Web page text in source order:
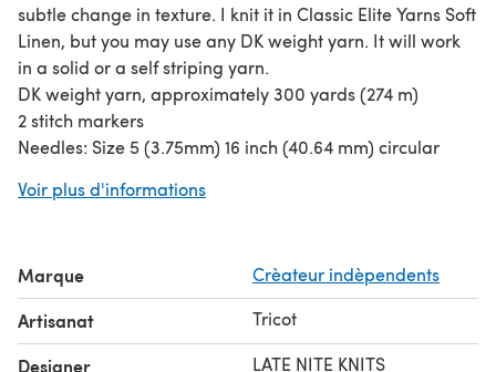
subtle change in texture. I knit it in Classic Elite Yarns Soft
Linen, but you may use any DK weight yarn. It will work
in a solid or a self striping yarn.
DK weight yarn, approximately 300 yards (274 m)
2 stitch markers
Needles: Size 5 (3.75mm) 16 inch (40.64 mm) circular
Voir plus d'informations
Marque Crèateur indèpendents
Artisanat Tricot
Designer LATE NITE KNITS